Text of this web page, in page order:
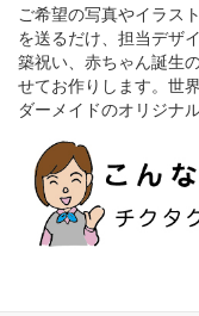
ご希望の写真やイラス
を送るだけ、担当デザ
築祝い、赤ちゃん誕生
せてお作りします。世
ダーメイドのオリジナ